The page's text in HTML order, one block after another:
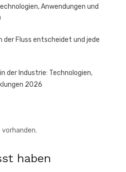
Anwendungen und
der Fluss entscheidet und jede
der Industrie: Technologien,
2026
vorhanden.
haben